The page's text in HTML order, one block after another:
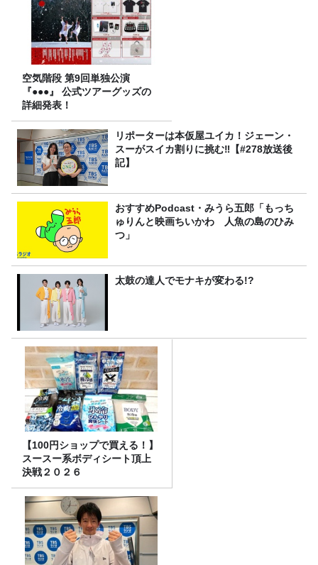
空気階段 第9回単独公演
『●●●』 公式ツアーグッズの
詳細発表！
リポーターは本仮屋ユイカ！ジェーン・
スーがスイカ割りに挑む‼【#278放送後
記】
おすすめPodcast・みうら五郎「もっち
ゅりんと映画ちいかわ 人魚の島のひみ
つ」
太鼓の達人でモナキが変わる!?
【100円ショップで買える！】
スースー系ボディシート頂上
決戦２０２６